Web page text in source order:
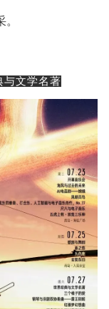
与文学名著